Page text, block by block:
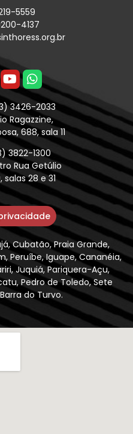
5559
4137
3426-2033
Ragazzine,
688, sala 11
3822-1300
Rua Getúlio
salas 28 e 31
Cubatão, Praia Grande,
Peruíbe, Iguape, Cananéia,
Juquiá, Pariquera-Açu,
Pedro de Toledo, Sete
do Turvo.